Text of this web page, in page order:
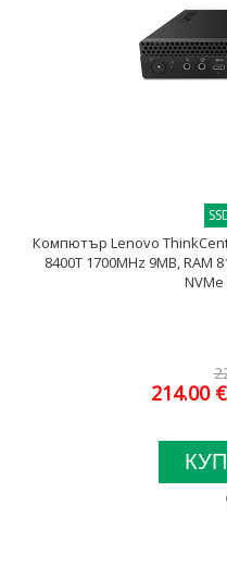
Компютър Lenovo
8400T 1700MHz 9MB, RAM
NVMe
214.00 €